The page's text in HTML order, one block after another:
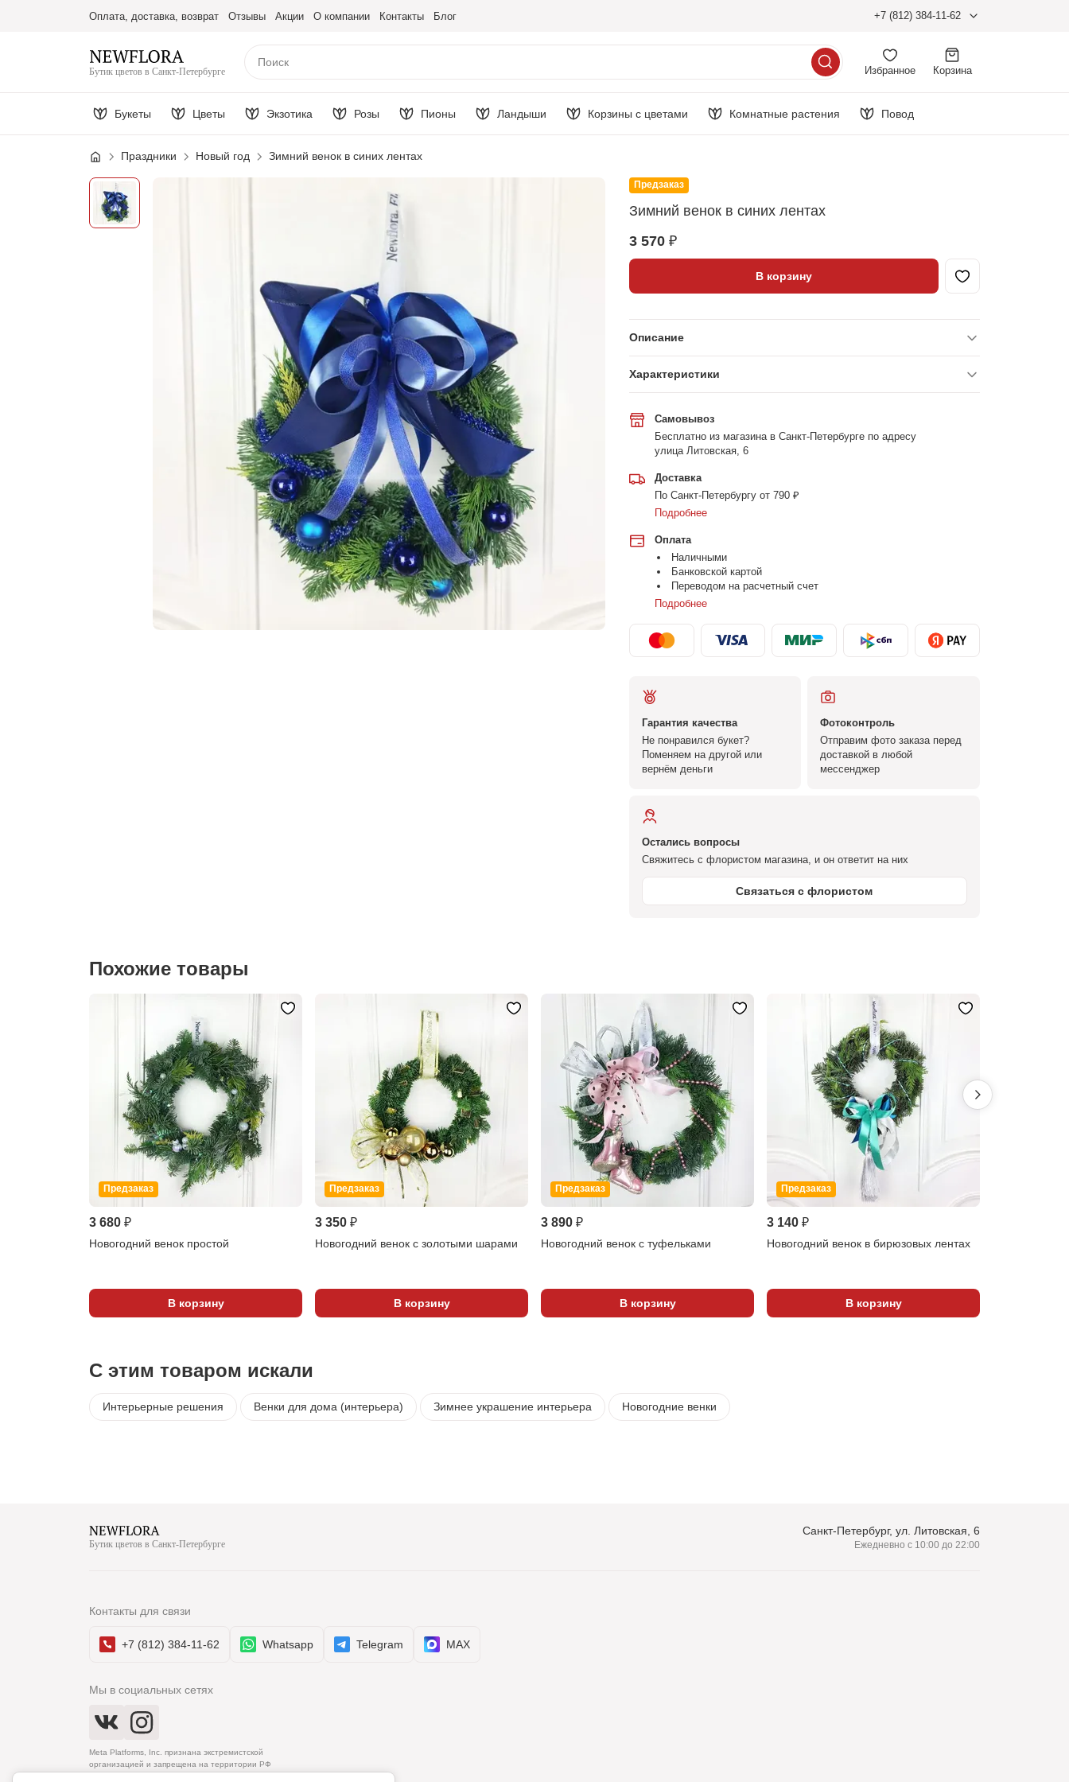
Оплата, доставка, возврат Отзывы Акции О компании Контакты Блог +7 (812) 384-11-62
Бутик цветов в Санкт-Петербурге Избранное Корзина
Букеты Цветы Экзотика Розы Пионы Ландыши Корзины с цветами Комнатные растения Повод
Праздники Новый год Зимний венок в синих лентах
Предзаказ
Зимний венок в синих лентах
3 570 ₽
В корзину
Описание
Характеристики
Самовывоз
Бесплатно из магазина в Санкт-Петербурге по адресу
улица Литовская, 6
Доставка
По Санкт-Петербургу от 790 ₽
Подробнее
Оплата
Наличными
Банковской картой
Переводом на расчетный счет
Подробнее
Гарантия качества
Не понравился букет?
Поменяем на другой или
вернём деньги
Фотоконтроль
Отправим фото заказа перед
доставкой в любой
мессенджер
Остались вопросы
Свяжитесь с флористом магазина, и он ответит на них
Связаться с флористом
Похожие товары
Предзаказ
3 680 ₽
Новогодний венок простой
В корзину
Предзаказ
3 350 ₽
Новогодний венок с золотыми шарами
В корзину
Предзаказ
3 890 ₽
Новогодний венок с туфельками
В корзину
Предзаказ
3 140 ₽
Новогодний венок в бирюзовых лентах
В корзину
С этим товаром искали
Интерьерные решения Венки для дома (интерьера) Зимнее украшение интерьера Новогодние венки
Бутик цветов в Санкт-Петербурге
Санкт-Петербург, ул. Литовская, 6
Ежедневно с 10:00 до 22:00
Контакты для связи
+7 (812) 384-11-62 Whatsapp Telegram MAX
Мы в социальных сетях
Meta Platforms, Inc. признана экстремистской
организацией и запрещена на территории РФ